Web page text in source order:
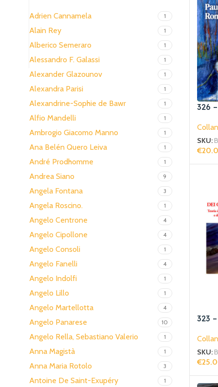
Adrien Cannamela 1
Alain Rey 1
Alberico Semeraro 1
Alessandro F. Galassi 1
Alexander Glazounov 1
Alexandra Parisi 1
Alexandrine-Sophie de Bawr 1
Alfio Mandelli 1
Ambrogio Giacomo Manno 1
Ana Belén Quero Leiva 1
André Prodhomme 1
Andrea Siano 9
Angela Fontana 3
Angela Roscino. 1
Angelo Centrone 4
Angelo Cipollone 4
Angelo Consoli 1
Angelo Fanelli 4
Angelo Indolfi 1
Angelo Lillo 1
Angelo Martellotta 4
Angelo Panarese 10
Angelo Rella, Sebastiano Valerio 1
Anna Magistà 1
Anna Maria Rotolo 3
Antoine De Saint-Exupéry 1
326
SKU:
€
323
SKU:
€